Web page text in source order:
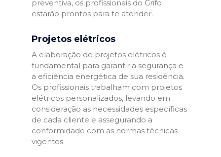
preventiva, os profissionais do Grifo
estarão prontos para te atender.
Projetos elétricos
A elaboração de projetos elétricos é
fundamental para garantir a segurança e
a eficiência energética de sua residência.
Os profissionais trabalham com projetos
elétricos personalizados, levando em
consideração as necessidades específicas
de cada cliente e assegurando a
conformidade com as normas técnicas
vigentes.